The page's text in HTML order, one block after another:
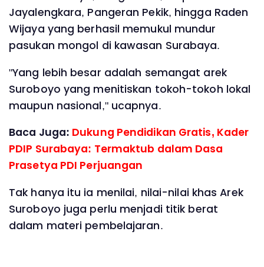
Jayalengkara, Pangeran Pekik, hingga Raden
Wijaya yang berhasil memukul mundur
pasukan mongol di kawasan Surabaya.
‎"Yang lebih besar adalah semangat arek
Suroboyo yang menitiskan tokoh-tokoh lokal
maupun nasional," ucapnya.
Baca Juga: Dukung Pendidikan Gratis, Kader
PDIP Surabaya: Termaktub dalam Dasa
Prasetya PDI Perjuangan
‎Tak hanya itu ia menilai, nilai-nilai khas Arek
Suroboyo juga perlu menjadi titik berat
dalam materi pembelajaran.